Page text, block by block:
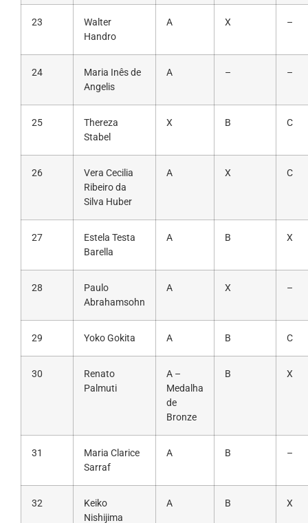
23
Walter
Handro
A X –
24
Maria Inês de
Angelis
A – –
25
Thereza
Stabel
X B C
26
Vera Cecilia
Ribeiro da
Silva Huber
A X C
27
Estela Testa
Barella
A B X
28
Paulo
Abrahamsohn
A X –
29 Yoko Gokita A B C
30
Renato
Palmuti
A –
Medalha
de
Bronze
B X
31
Maria Clarice
Sarraf
A B –
32
Keiko
Nishijima
A B X